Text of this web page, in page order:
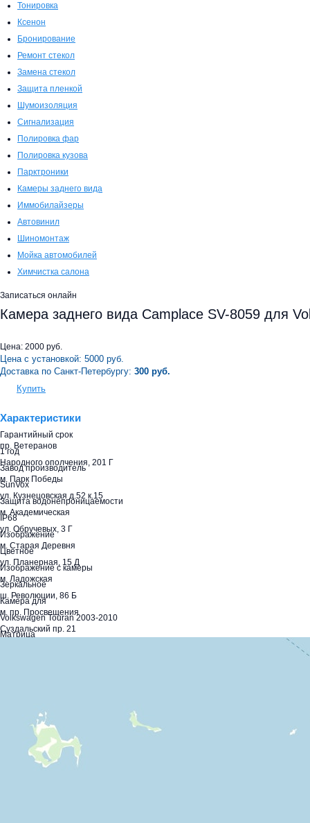
Тонировка
Ксенон
Бронирование
Ремонт стекол
Замена стекол
Защита пленкой
Шумоизоляция
Сигнализация
Полировка фар
Полировка кузова
Парктроники
Камеры заднего вида
Иммобилайзеры
Автовинил
Шиномонтаж
Мойка автомобилей
Химчистка салона
Записаться онлайн
Камера заднего вида Camplace SV-8059 для
Цена: 2000 руб.
Цена с установкой: 5000 руб.
Доставка по Санкт-Петербургу: 300 руб.
Купить
Характеристики
Гарантийный срок
1 год
Завод производитель
SunVox
Защита водонепроницаемости
IP68
Изображение
Цветное
Изображение с камеры
Зеркальное
Камера для
Volkswagen Touran 2003-2010
Матрица
Питание
Рабочая температура
пр. Ветеранов
Народного ополчения, 201 Г
м. Парк Победы
ул. Кузнецовская д.52 к.15
м. Академическая
ул. Обручевых, 3 Г
м. Старая Деревня
ул. Планерная, 15 Д
м. Ладожская
ш. Революции, 86 Б
м. пр. Просвещения
Суздальский пр. 21